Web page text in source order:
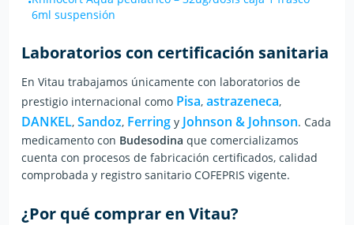
6ml suspensión
Laboratorios con certificación sanitaria
En Vitau trabajamos únicamente con laboratorios de
prestigio internacional como Pisa,astrazeneca,
DANKEL,Sandoz, Ferring y Johnson & Johnson.Cada
medicamento con Budesodina que comercializamos
cuenta con procesos de fabricación certificados, calidad
comprobada y registro sanitario COFEPRIS vigente.
¿Por qué comprar en Vitau?